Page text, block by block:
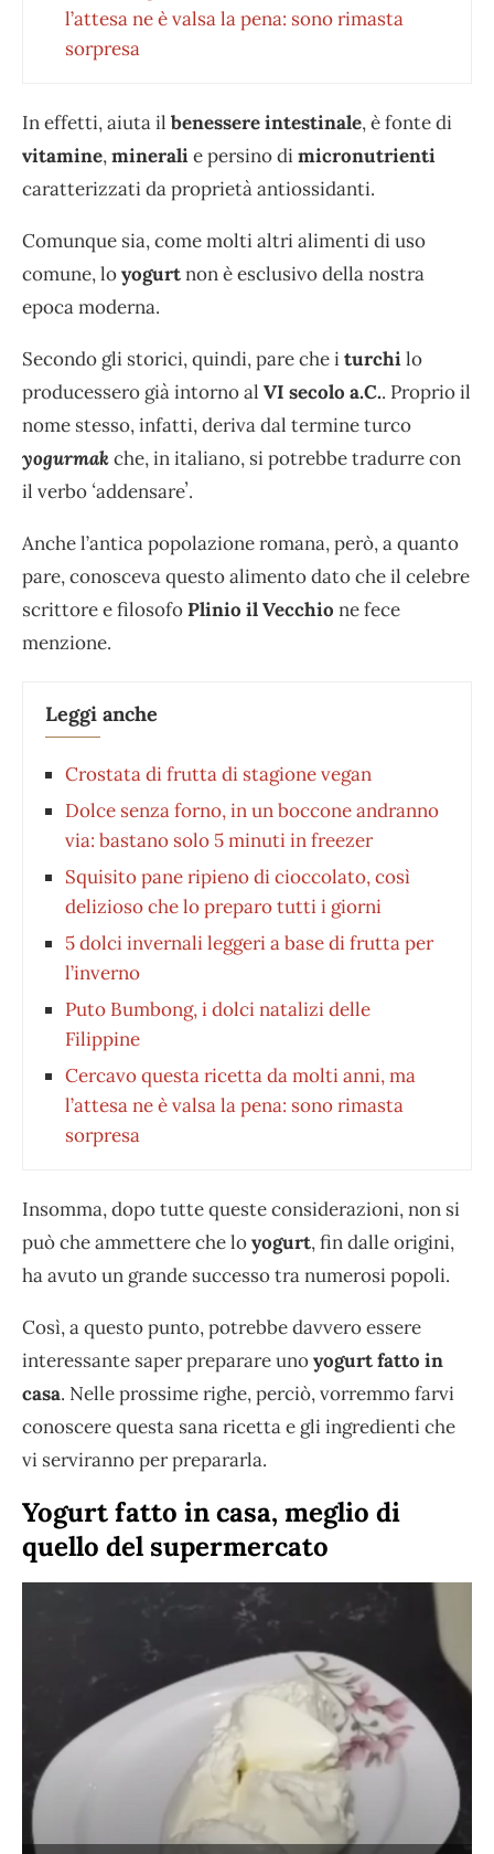
l’attesa ne è valsa la pena: sono rimasta
sorpresa
In effetti, aiuta il benessere intestinale, è fonte di
vitamine,mineralie persino dimicronutrienti
caratterizzati da proprietà antiossidanti.
Comunque sia, come molti altri alimenti di uso
comune, loyogurtnon è esclusivo della nostra
epoca moderna.
Secondo gli storici, quindi, pare che iturchilo
producessero già intorno al VI secolo a.C.. Proprio il
nome stesso, infatti, deriva dal termine turco
yogurmakche, in italiano, si potrebbe tradurre con
il verbo ʻaddensareʼ.
Anche l’antica popolazione romana, però, a quanto
pare, conosceva questo alimento dato che il celebre
scrittore e filosofoPlinio il Vecchio ne fece
menzione.
Leggi anche
Crostata di frutta di stagione vegan
Dolce senza forno, in un boccone andranno
via: bastano solo 5 minuti in freezer
Squisito pane ripieno di cioccolato, così
delizioso che lo preparo tutti i giorni
5 dolci invernali leggeri a base di frutta per
l’inverno
Puto Bumbong, i dolci natalizi delle
Filippine
Cercavo questa ricetta da molti anni, ma
l’attesa ne è valsa la pena: sono rimasta
sorpresa
Insomma, dopo tutte queste considerazioni, non si
può che ammettere che loyogurt, fin dalle origini,
ha avuto un grande successo tra numerosi popoli.
Così, a questo punto, potrebbe davvero essere
interessante saper preparare unoyogurt fatto in
casa. Nelle prossime righe, perciò, vorremmo farvi
conoscere questa sana ricetta e gli ingredienti che
vi serviranno per prepararla.
Yogurt fatto in casa, meglio di
quello del supermercato